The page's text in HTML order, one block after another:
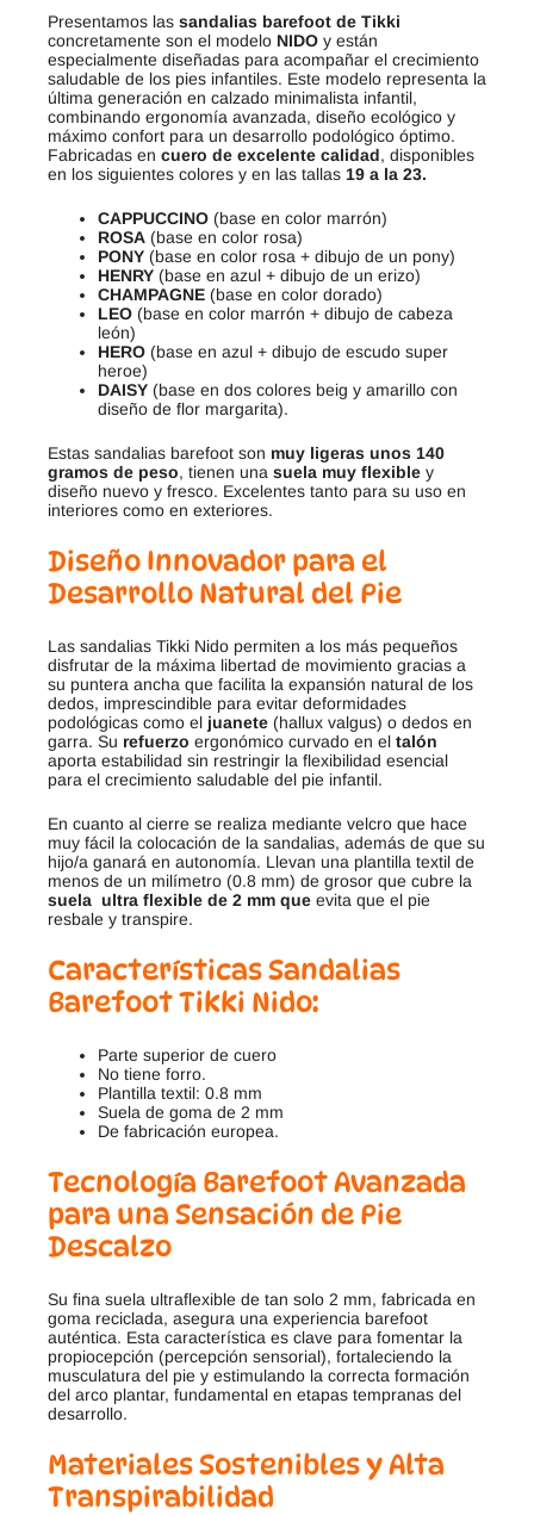
Presentamos las sandalias barefoot de Tikki
concretamente son el modelo NIDO y están
especialmente diseñadas para acompañar el crecimiento
saludable de los pies infantiles. Este modelo representa la
última generación en calzado minimalista infantil,
combinando ergonomía avanzada, diseño ecológico y
máximo confort para un desarrollo podológico óptimo.
Fabricadas en cuero de excelente calidad, disponibles
en los siguientes colores y en las tallas 19 a la 23.
CAPPUCCINO (base en color marrón)
ROSA (base en color rosa)
PONY (base en color rosa + dibujo de un pony)
HENRY (base en azul + dibujo de un erizo)
CHAMPAGNE (base en color dorado)
LEO (base en color marrón + dibujo de cabeza
león)
HERO (base en azul + dibujo de escudo super
heroe)
DAISY (base en dos colores beig y amarillo con
diseño de flor margarita).
Estas sandalias barefoot son muy ligeras unos 140
gramos de peso, tienen una suela muy flexible y
diseño nuevo y fresco. Excelentes tanto para su uso en
interiores como en exteriores.
Diseño Innovador para el
Desarrollo Natural del Pie
Las sandalias Tikki Nido permiten a los más pequeños
disfrutar de la máxima libertad de movimiento gracias a
su puntera ancha que facilita la expansión natural de los
dedos, imprescindible para evitar deformidades
podológicas como el juanete (hallux valgus) o dedos en
garra. Su refuerzo ergonómico curvado en el talón
aporta estabilidad sin restringir la flexibilidad esencial
para el crecimiento saludable del pie infantil.
En cuanto al cierre se realiza mediante velcro que hace
muy fácil la colocación de la sandalias, además de que su
hijo/a ganará en autonomía. Llevan una plantilla textil de
menos de un milímetro (0.8 mm) de grosor que cubre la
suela ultra flexible de 2 mm que evita que el pie
resbale y transpire.
Características Sandalias
Barefoot Tikki Nido:
Parte superior de cuero
No tiene forro.
Plantilla textil: 0.8 mm
Suela de goma de 2 mm
De fabricación europea.
Tecnología Barefoot Avanzada
para una Sensación de Pie
Descalzo
Su fina suela ultraflexible de tan solo 2 mm, fabricada en
goma reciclada, asegura una experiencia barefoot
auténtica. Esta característica es clave para fomentar la
propiocepción (percepción sensorial), fortaleciendo la
musculatura del pie y estimulando la correcta formación
del arco plantar, fundamental en etapas tempranas del
desarrollo.
Materiales Sostenibles y Alta
Transpirabilidad